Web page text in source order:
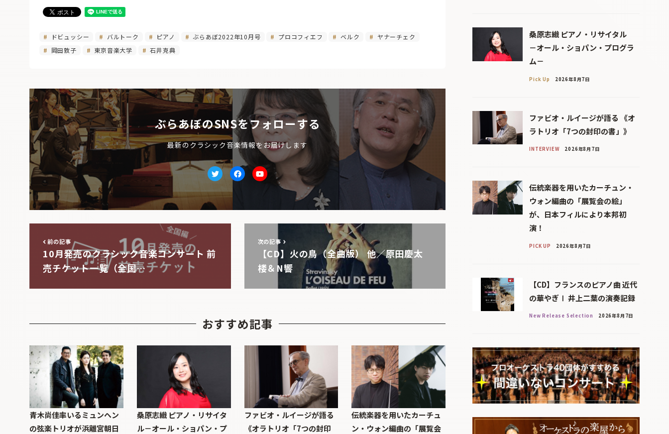
ドビュッシー バルトーク ピアノ ぶらあぼ2022年10月号 プロコフィエフ ベルク
ヤナーチェク
岡田敦子
東京音楽大学 石井克典
ぶらあぼのSNSをフォローする
最新のクラシック音楽情報をお届けします
TwitterfacebookYoutube
前の記事
10月発売のクラシック音楽コンサート 前
売チケット一覧（全国…
次の記事
【CD】火の鳥（全曲版） 他／原田慶太
楼＆N響
おすすめ記事
青木尚佳率いるミュンヘン
の弦楽トリオが浜離宮朝日
桑原志織 ピアノ・リサイタ
ル－オール・ショパン・プ
ファビオ・ルイージが語る
《オラトリオ「7つの封印
伝統楽器を用いたカーチュ
ン・ウォン編曲の「展覧会
桑原志織 ピアノ・リサイタル
－オール・ショパン・プログラ
ム－
Pick Up 2026年8月7日
ファビオ・ルイージが語る 《オ
ラトリオ「7つの封印の書」》
INTERVIEW 2026年8月7日
伝統楽器を用いたカーチュン・
ウォン編曲の「展覧会の絵」
が、日本フィルにより本邦初
演！
PICK UP 2026年8月7日
【CD】フランスのピアノ曲 近代
の華やぎⅠ 井上二葉の演奏記録
New Release Selection 2026年8月7日